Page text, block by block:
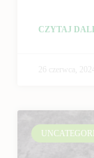
CZYTAJ
26 czerwca, 2024